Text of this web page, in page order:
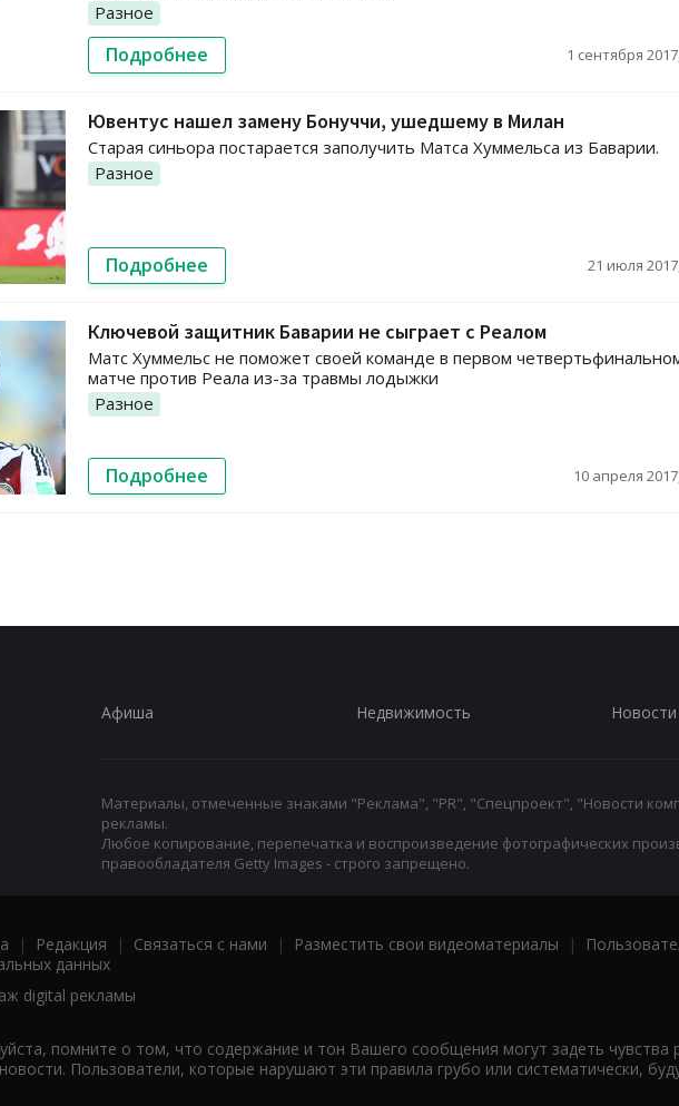
Разное
Подробнее 1 сентября
Ювентус нашел замену Бонуччи, ушедшему в Милан
Старая синьора постарается заполучить Матса Хуммельса из Баварии.
Разное
Подробнее 21 июля
Ключевой защитник Баварии не сыграет с Реалом
Матс Хуммельс не поможет своей команде в первом
матче против Реала из-за травмы лодыжки
Разное
Подробнее 10 апреля
Афиша Недвижимость Новости
Материалы, отмеченные знаками "Реклама", "PR", "Спецпроект", "Новости
рекламы.
Любое копирование, перепечатка и воспроизведение фотографических
правообладателя Getty Images - строго запрещено.
| Редакция | Связаться с нами | Разместить свои видеоматериалы |
данных
digital рекламы
помните о том, что содержание и тон Вашего сообщения могут задеть чувства
Пользователи, которые нарушают эти правила грубо или систематически,